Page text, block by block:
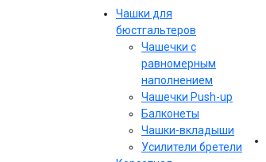
Чашки для
бюстгальтеров
Чашечки с
равномерным
наполнением
Чашечки Push-up
Балконеты
Чашки-вкладыши
Усилители бретели